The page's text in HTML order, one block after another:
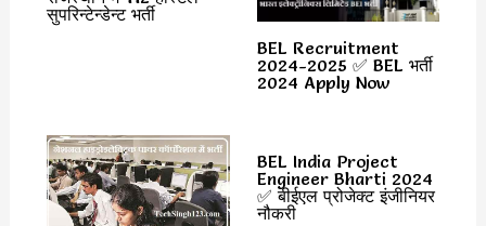
सुपरिन्टेन्डेन्ट भर्ती
BEL Recruitment
2024-2025 ✅ BEL भर्ती
2024 Apply Now
BEL India Project
Engineer Bharti 2024
✅ बीईएल प्रोजेक्ट इंजीनियर
नौकरी